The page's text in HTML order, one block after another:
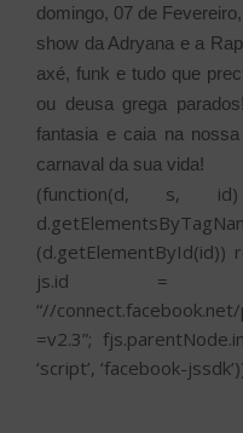
domingo, 07 de
show da Adryana e a
axé, funk e tudo que
ou deusa grega
fantasia e caia na
carnaval da sua vida!
(function(d,
(d.getElementById(id))
js.id =
“//
=v2.3”;
‘script’, ‘facebook-